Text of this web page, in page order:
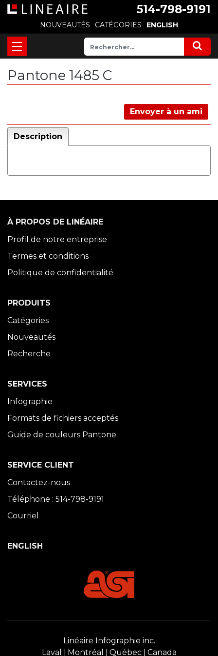
514-798-9191
NOUVEAUTÉS CATÉGORIES ENGLISH
Pantone 1485 C
Envoyer à un ami
Description
À PROPOS DE LINÉAIRE
Profil de notre entreprise
Termes et conditions
Politique de confidentialité
PRODUITS
Catégories
Nouveautés
Recherche
SERVICES
Infographie
Formats de fichiers acceptés
Guide de couleurs Pantone
SERVICE CLIENT
Contactez-nous
Téléphone : 514-798-9191
Courriel
ENGLISH
Linéaire Infographie inc.
Laval
Montréal Québec Canada